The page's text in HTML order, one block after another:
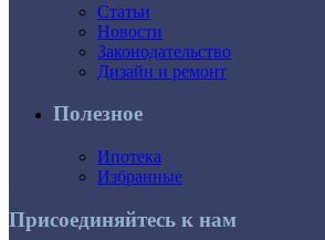
Статьи
Новости
Законодательство
Дизайн и ремонт
Полезное
Ипотека
Избранные
Присоединяйтесь к нам